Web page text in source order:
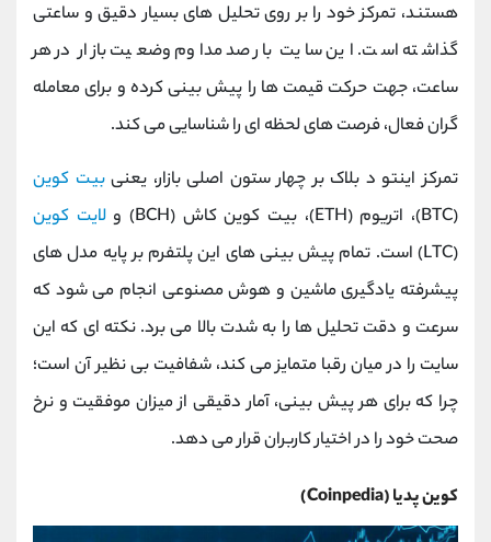
هستند، تمرکز خود را بر روی تحلیل ‌های بسیار دقیق و ساعتی
گذاشته است. این سایت با رصد مداوم وضعیت بازار در هر
ساعت، جهت حرکت قیمت ‌ها را پیش ‌بینی کرده و برای معامله
‌گران فعال، فرصت‌ های لحظه‌ ای را شناسایی می ‌کند.
تمرکز اینتو د بلاک بر چهار ستون اصلی بازار، یعنیبیت‌ کوین
(BTC)، اتریوم (ETH)، بیت ‌کوین ‌کاش (BCH) و
لایت‌ کوین
(LTC) است. تمام پیش ‌بینی‌ های این پلتفرم بر پایه مدل ‌های
پیشرفته یادگیری ماشین و هوش مصنوعی انجام می ‌شود که
سرعت و دقت تحلیل‌ ها را به شدت بالا می ‌برد. نکته ‌ای که این
سایت را در میان رقبا متمایز می‌ کند، شفافیت بی ‌نظیر آن است؛
چرا که برای هر پیش ‌بینی، آمار دقیقی از میزان موفقیت و نرخ
صحت خود را در اختیار کاربران قرار می ‌دهد.
کوین‌ پدیا (Coinpedia)